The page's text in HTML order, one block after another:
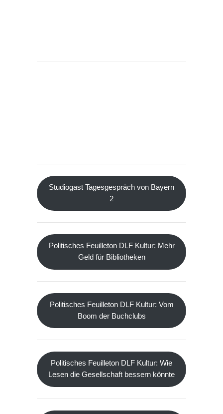
Studiogast Tagesgespräch von Bayern
2
Politisches Feuilleton DLF Kultur: Mehr
Geld für Bibliotheken
Politisches Feuilleton DLF Kultur: Vom
Boom der Buchclubs
Politisches Feuilleton DLF Kultur: Wie
Lesen die Gesellschaft bessern könnte